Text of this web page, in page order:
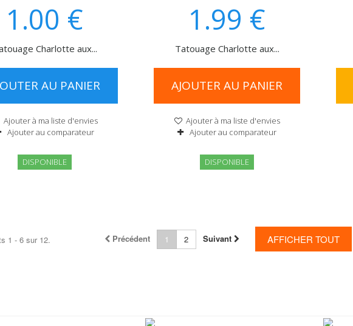
1.00 €
Charlotte aux...
AU PANIER
Ajouter à ma liste d'envies
Ajouter au comparateur
DISPONIBLE
1.99 €
Tatouage Charlotte aux...
AJOUTER AU PANIER
Ajouter à ma liste d'envies
Ajouter au comparateur
DISPONIBLE
AFFICHER TOUT
Précédent 1 2 Suivant
1 - 6 sur 12.